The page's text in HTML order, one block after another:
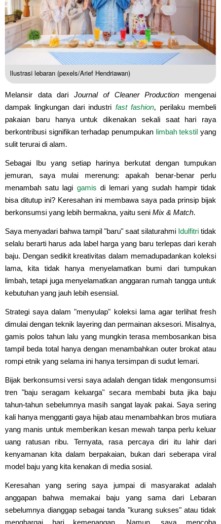
Ilustrasi lebaran (pexels/Arief Hendriawan)
Melansir data dariJournal of Cleaner Production mengenai
dampak lingkungan dari industri fast fashion, perilaku membeli
pakaian baru hanya untuk dikenakan sekali saat hari raya
berkontribusi signifikan terhadap penumpukan limbah tekstil yang
sulit terurai di alam.
Sebagai Ibu yang setiap harinya berkutat dengan tumpukan
jemuran, saya mulai merenung: apakah benar-benar perlu
menambah satu lagi gamis di lemari yang sudah hampir tidak
bisa ditutup ini? Keresahan ini membawa saya pada prinsip bijak
berkonsumsi yang lebih bermakna, yaitu seni Mix & Match.
Saya menyadari bahwa tampil "baru" saat silaturahmi Idulfitri tidak
selalu berarti harus ada label harga yang baru terlepas dari kerah
baju. Dengan sedikit kreativitas dalam memadupadankan koleksi
lama, kita tidak hanya menyelamatkan bumi dari tumpukan
limbah, tetapi juga menyelamatkan anggaran rumah tangga untuk
kebutuhan yang jauh lebih esensial.
Strategi saya dalam "menyulap" koleksi lama agar terlihat fresh
dimulai dengan teknik layering dan permainan aksesori. Misalnya,
gamis polos tahun lalu yang mungkin terasa membosankan bisa
tampil beda total hanya dengan menambahkan outer brokat atau
rompi etnik yang selama ini hanya tersimpan di sudut lemari.
Bijak berkonsumsi versi saya adalah dengan tidak mengonsumsi
tren "baju seragam keluarga" secara membabi buta jika baju
tahun-tahun sebelumnya masih sangat layak pakai. Saya sering
kali hanya mengganti gaya hijab atau menambahkan bros mutiara
yang manis untuk memberikan kesan mewah tanpa perlu keluar
uang ratusan ribu. Ternyata, rasa percaya diri itu lahir dari
kenyamanan kita dalam berpakaian, bukan dari seberapa viral
model baju yang kita kenakan di media sosial.
Keresahan yang sering saya jumpai di masyarakat adalah
anggapan bahwa memakai baju yang sama dari Lebaran
sebelumnya dianggap sebagai tanda "kurang sukses" atau tidak
menghargai hari kemenangan. Namun, saya mencoba